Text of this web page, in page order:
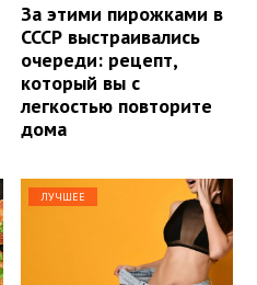
За этими пирожками в
СССР выстраивались
очереди: рецепт,
который вы с
легкостью повторите
дома
ЛУЧШЕЕ